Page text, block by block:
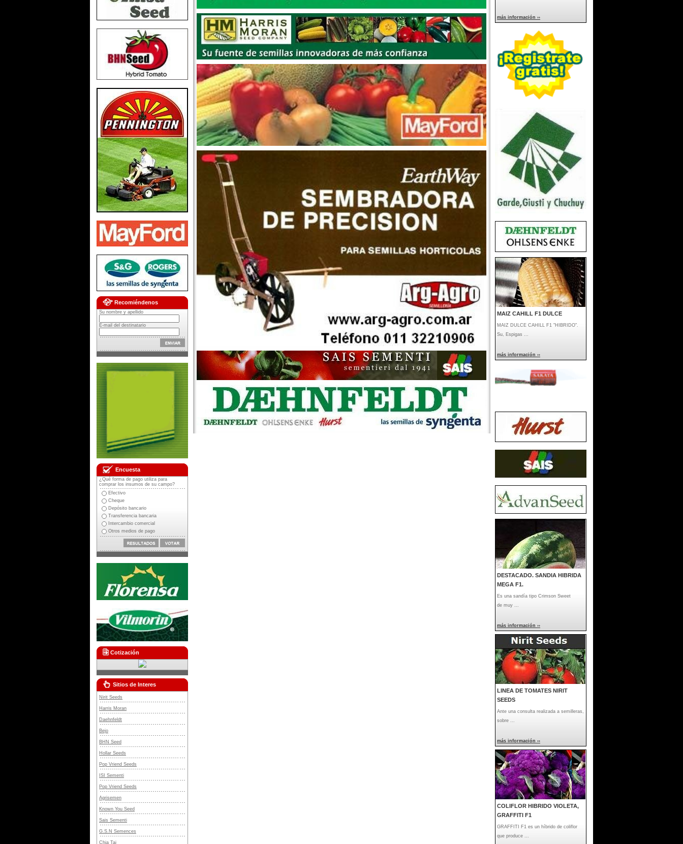
Recomiéndenos
Su nombre y apellido
E-mail del destinatario
Encuesta
¿Qué forma de pago utiliza para
comprar los insumos de su campo?
Efectivo
Cheque
Depósito bancario
Transferencia bancaria
Intercambio comercial
Otros medios de pago
Cotización
Sitios de Interes
Nirit Seeds
Harris Moran
Daehnfeldt
Bejo
BHN Seed
Hollar Seeds
Pop Vriend Seeds
ISI Sementi
Pop Vriend Seeds
Agrisemen
Known You Seed
Sais Sementi
G.S.N Semences
Chia Tai
más información ››
MAIZ CAHILL F1 DULCE
MAIZ DULCE CAHILL F1 "HIBRIDO".
Su, Espigas ...
más información ››
DESTACADO. SANDIA HIBRIDA
MEGA F1.
Es una sandía tipo Crimson Sweet
de muy ...
más información ››
LINEA DE TOMATES NIRIT
SEEDS
Ante una consulta realizada a semilleras,
sobre ...
más información ››
COLIFLOR HIBRIDO VIOLETA,
GRAFFITI F1
GRAFFITI F1 es un híbrido de coliflor
que produce ...